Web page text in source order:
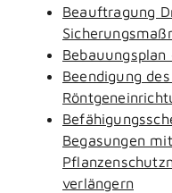
Beauftragung
Bebauungsplan
Beendigung
Begasungen
verlängern